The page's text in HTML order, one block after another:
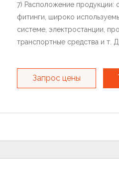
7) Расположение продукции:
фитинги, широко
системе, электростанции,
транспортные средства и т. Д.
Запрос цены